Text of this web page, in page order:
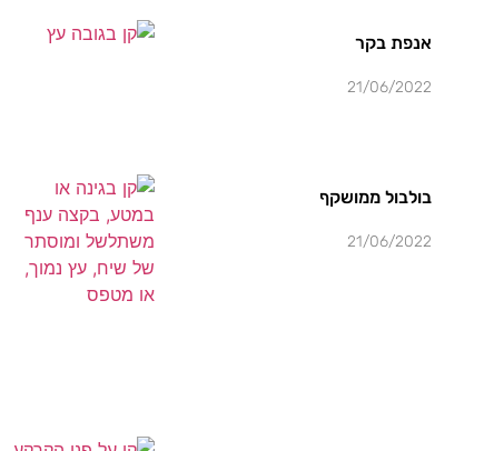
אנפת בקר
21/06/2022
בולבול ממושקף
21/06/2022